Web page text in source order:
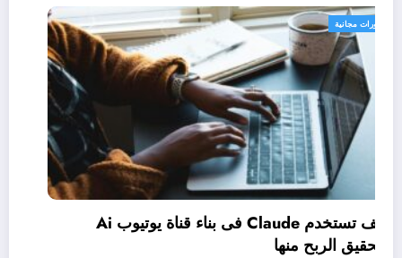
دورات مجانية
دراسة إدارة الأعمال بنظام (Micro-credentials):